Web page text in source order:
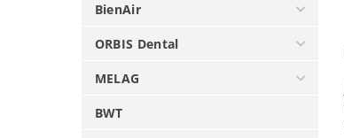
BienAir
ORBIS Dental
MELAG
BWT